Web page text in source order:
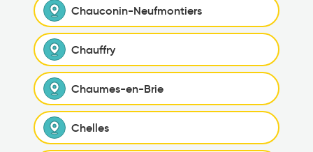
Chauconin-Neufmontiers
Chauffry
Chaumes-en-Brie
Chelles